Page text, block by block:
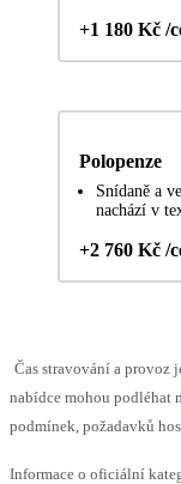
+1 180 Kč /
Polopenze
Snídaně a
nachází v
+2 760 Kč /
Čas stravování a
nabídce mohou podléhat
podmínek, požadavků
Informace o oficiální